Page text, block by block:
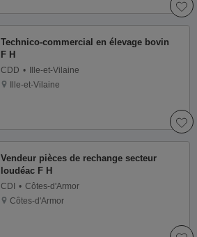
Technico-commercial en élevage bovin
F H
CDD
Ille-et-Vilaine
Ille-et-Vilaine
Vendeur pièces de rechange secteur
loudéac F H
CDI
Côtes-d'Armor
Côtes-d'Armor